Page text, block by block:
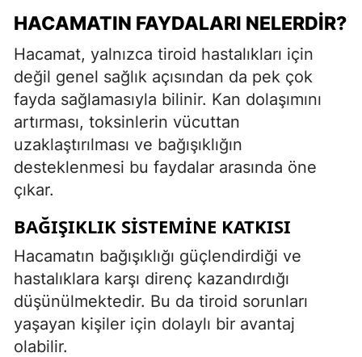
HACAMATIN FAYDALARI NELERDIR?
Hacamat, yalnızca tiroid hastalıkları için
değil genel sağlık açısından da pek çok
fayda sağlamasıyla bilinir. Kan dolaşımını
artırması, toksinlerin vücuttan
uzaklaştırılması ve bağışıklığın
desteklenmesi bu faydalar arasında öne
çıkar.
BAĞIŞIKLIK SISTEMINE KATKISI
Hacamatın bağışıklığı güçlendirdiği ve
hastalıklara karşı direnç kazandırdığı
düşünülmektedir. Bu da tiroid sorunları
yaşayan kişiler için dolaylı bir avantaj
olabilir.